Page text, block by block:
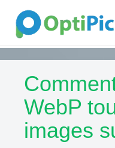
WebP
images